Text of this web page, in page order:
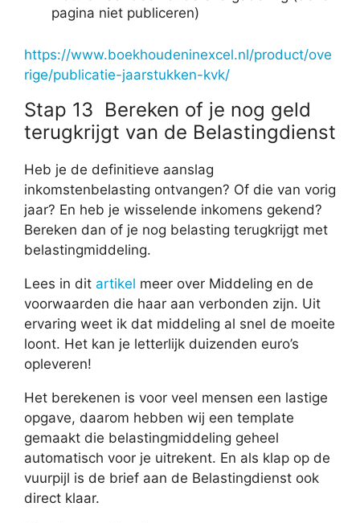
pagina niet publiceren)
https://www.boekhoudeninexcel.nl/product/ove
rige/publicatie-jaarstukken-kvk/
Stap 13 Bereken of je nog geld
terugkrijgt van de Belastingdienst
Heb je de definitieve aanslag
inkomstenbelasting ontvangen? Of die van vorig
jaar? En heb je wisselende inkomens gekend?
Bereken dan of je nog belasting terugkrijgt met
belastingmiddeling.
Lees in dit artikel meer over Middeling en de
voorwaarden die haar aan verbonden zijn. Uit
ervaring weet ik dat middeling al snel de moeite
loont. Het kan je letterlijk duizenden euro’s
opleveren!
Het berekenen is voor veel mensen een lastige
opgave, daarom hebben wij een template
gemaakt die belastingmiddeling geheel
automatisch voor je uitrekent. En als klap op de
vuurpijl is de brief aan de Belastingdienst ook
direct klaar.